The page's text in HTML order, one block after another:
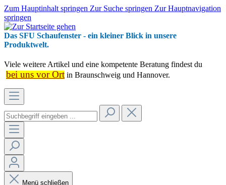
Zum Hauptinhalt springen Zur Suche springen Zur Hauptnavigation
springen
Das SFU Schaufenster - ein kleiner Blick in unsere
Produktwelt.
Viele weitere Artikel und eine kompetente Beratung findest du
bei uns vor Ort in Braunschweig und Hannover.
Menü schließen